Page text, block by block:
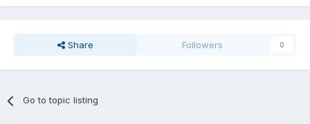
Share Followers 0
Go to topic listing